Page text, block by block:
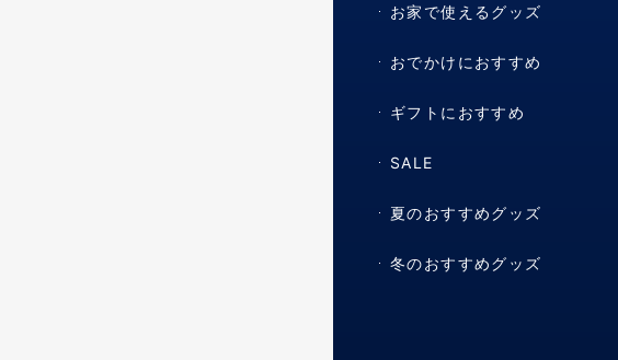
お家で使えるグッズ
おでかけにおすすめ
ギフトにおすすめ
SALE
夏のおすすめグッズ
冬のおすすめグッズ